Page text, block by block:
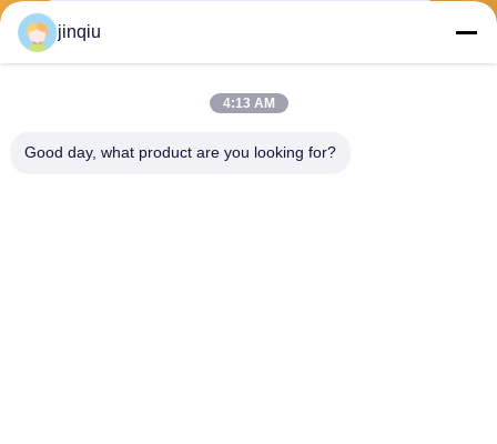
Envío
jinqiu
4:13 AM
Good day, what product are you looking for?